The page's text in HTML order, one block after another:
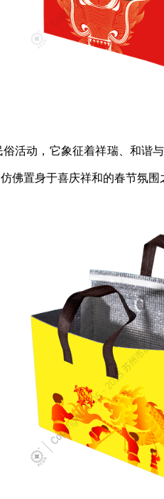
活动，它象征着祥瑞、和谐
佛置身于喜庆祥和的春节氛围